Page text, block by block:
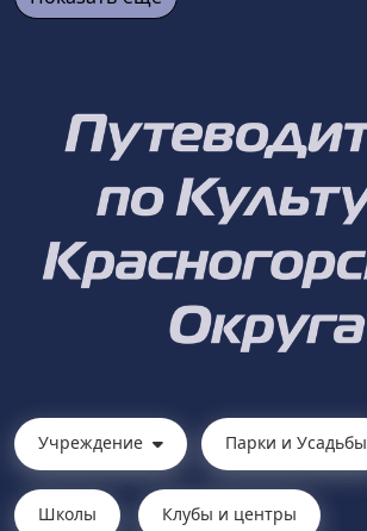
Учреждение Парки и Усадьбы
Школы Клубы и центры